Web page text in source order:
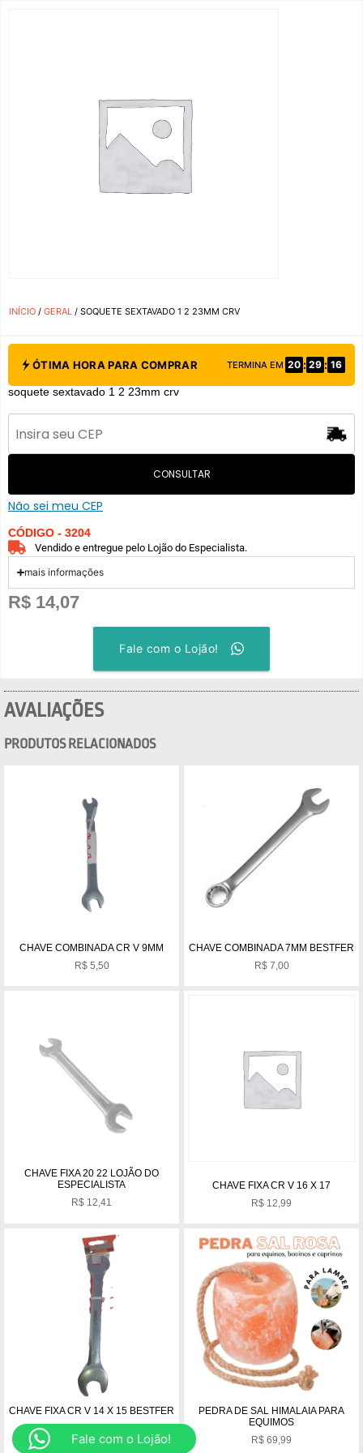
INÍCIO / GERAL / SOQUETE SEXTAVADO 1 2 23MM CRV
ÓTIMA HORA PARA COMPRAR TERMINA EM 20 : 29 : 16
soquete sextavado 1 2 23mm crv
CONSULTAR
Não sei meu CEP
CÓDIGO - 3204
Vendido e entregue pelo Lojão do Especialista.
mais informações
R$ 14,07
Fale com o Lojão!
AVALIAÇÕES
PRODUTOS RELACIONADOS
CHAVE COMBINADA CR V 9MM
R$5,50
CHAVE COMBINADA 7MM BESTFER
R$7,00
CHAVE FIXA 20 22 LOJÃO DO
ESPECIALISTA
R$ 12,41
CHAVE FIXA CR V 16 X 17
R$ 12,99
CHAVE FIXA CR V 14 X 15 BESTFER
PEDRA DE SAL HIMALAIA PARA
EQUIMOS
R$ 69,99
Fale com o Lojão!